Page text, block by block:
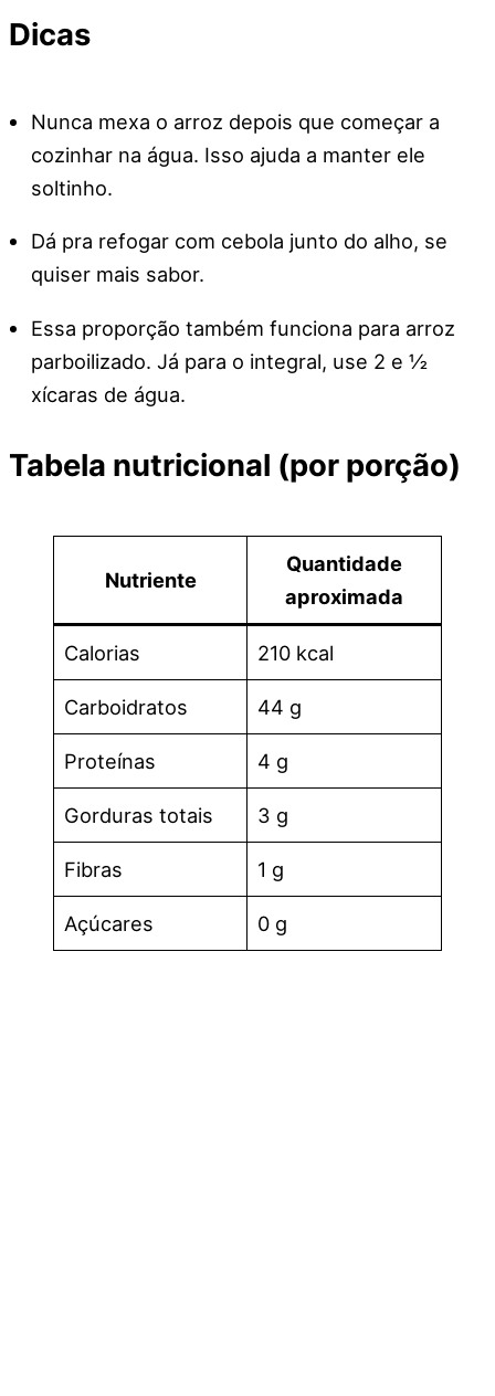
Dicas
Nunca mexa o arroz depois que começar a
cozinhar na água. Isso ajuda a manter ele
soltinho.
Dá pra refogar com cebola junto do alho, se
quiser mais sabor.
Essa proporção também funciona para arroz
parboilizado. Já para o integral, use 2 e ½
xícaras de água.
Tabela nutricional (por porção)
Nutriente
Quantidade
aproximada
Calorias 210 kcal
Carboidratos 44 g
Proteínas 4 g
Gorduras totais 3 g
Fibras 1 g
Açúcares 0 g